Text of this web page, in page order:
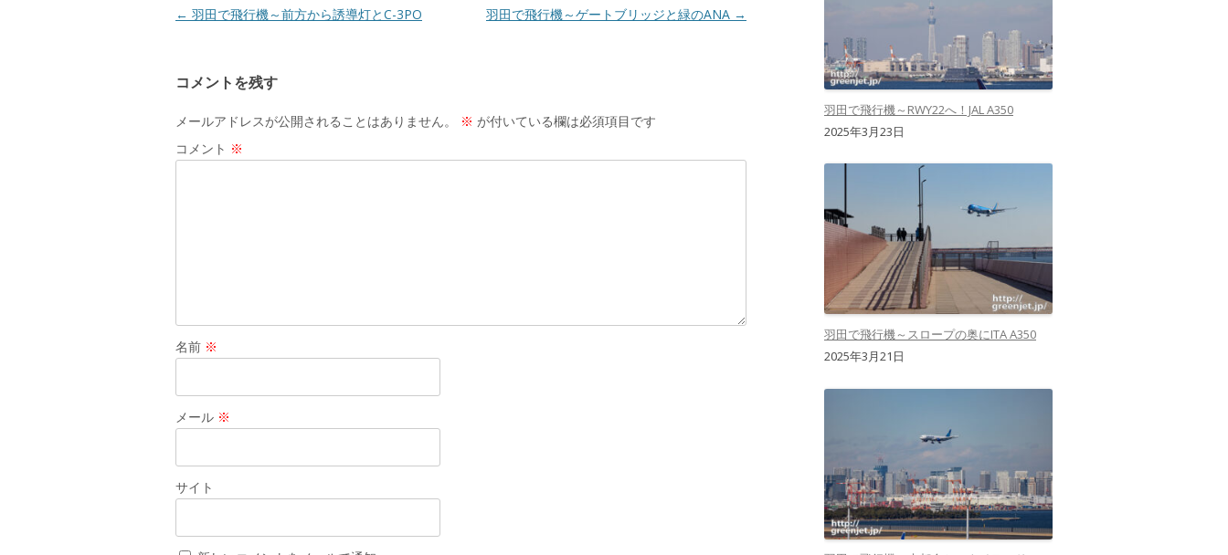
き
ま
投
ビ
ゲ
ー
← 羽田で飛行機～前方から誘導灯とC-3PO 羽田で飛行機～ゲートブリッジと緑のANA →
コメントを残す
メールアドレスが公開されることはありません。 ※ が付いている欄は必須項目です
コメント ※
名前 ※
メール ※
サイト
羽田で飛行機～RWY22へ！JAL A350
2025年3月23日
羽田で飛行機～スロープの奥にITA A350
2025年3月21日